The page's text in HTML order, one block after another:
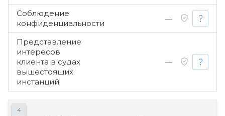
Соблюдение
конфиденциальности
—
Представление
интересов
клиента в судах
вышестоящих
инстанций
—
4